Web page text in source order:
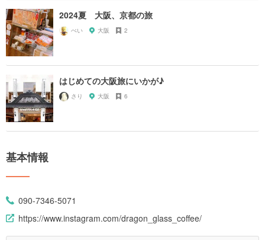
2024夏 大阪、京都の旅
ぺい 大阪 2
はじめての大阪旅にいかが♪
さり 大阪 6
基本情報
090-7346-5071
https://www.instagram.com/dragon_glass_coffee/